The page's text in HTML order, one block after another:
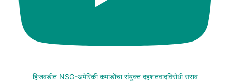
हिंजवडीत NSG-अमेरिकी कमांडोंचा संयुक्त दहशतवादविरोधी सराव